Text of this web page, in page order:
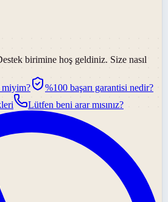
birimine hoş geldiniz. Size nasıl
%100 başarı garantisi nedir?
Lütfen beni arar mısınız?